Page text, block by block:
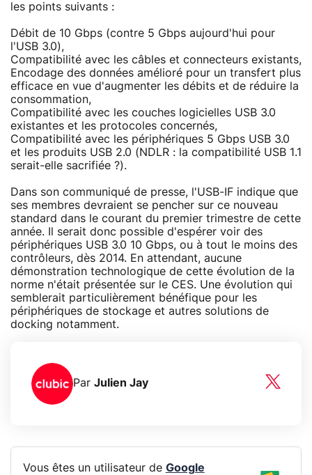
les points suivants :
Débit de 10 Gbps (contre 5 Gbps aujourd'hui pour
l'USB 3.0),
Compatibilité avec les câbles et connecteurs existants,
Encodage des données amélioré pour un transfert plus
efficace en vue d'augmenter les débits et de réduire la
consommation,
Compatibilité avec les couches logicielles USB 3.0
existantes et les protocoles concernés,
Compatibilité avec les périphériques 5 Gbps USB 3.0
et les produits USB 2.0 (NDLR : la compatibilité USB 1.1
serait-elle sacrifiée ?).
Dans son communiqué de presse, l'USB-IF indique que
ses membres devraient se pencher sur ce nouveau
standard dans le courant du premier trimestre de cette
année. Il serait donc possible d'espérer voir des
périphériques USB 3.0 10 Gbps, ou à tout le moins des
contrôleurs, dès 2014. En attendant, aucune
démonstration technologique de cette évolution de la
norme n'était présentée sur le CES. Une évolution qui
semblerait particulièrement bénéfique pour les
périphériques de stockage et autres solutions de
docking notamment.
Par Julien Jay
Vous êtes un utilisateur de Google